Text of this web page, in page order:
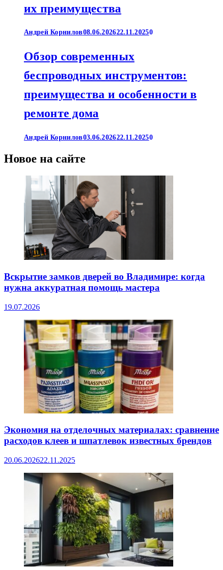
их преимущества
Андрей Корнилов08.06.202622.11.20250
Обзор современных
беспроводных инструментов:
преимущества и особенности в
ремонте дома
Андрей Корнилов03.06.202622.11.20250
Новое на сайте
Вскрытие замков дверей во Владимире: когда
нужна аккуратная помощь мастера
19.07.2026
Экономия на отделочных материалах: сравнение
расходов клеев и шпатлевок известных брендов
20.06.202622.11.2025